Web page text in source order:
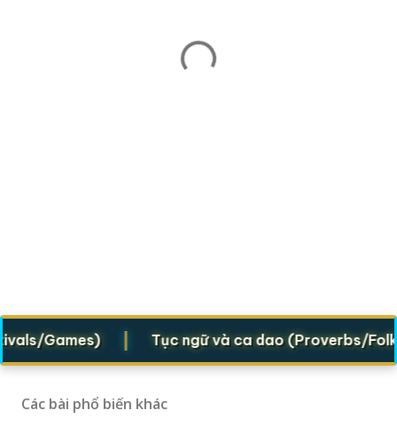
Games) | Tục ngữ và ca dao (Proverbs/Folk
Các bài phổ biến khác